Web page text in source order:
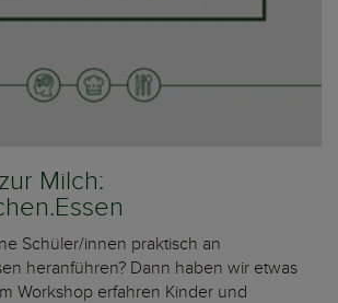
Milch:
Schüler/innen praktisch an
heranführen? Dann haben wir etwas
Workshop erfahren Kinder und